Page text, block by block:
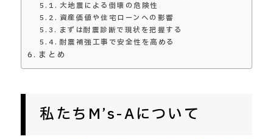
大地震による倒壊の危険性
資産価値や住宅ローンへの影響
まずは耐震診断で現状を把握する
耐震補強工事で安全性を高める
まとめ
私たちM’s-Aについて